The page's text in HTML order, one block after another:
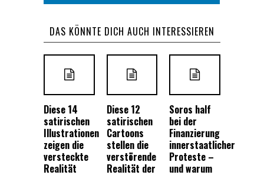
DAS KÖNNTE DICH AUCH INTERESSIEREN
Diese 14
satirischen
Illustrationen
zeigen die
versteckte
Realität
Diese 12
satirischen
Cartoons
stellen die
verstörende
Realität der
Soros half
bei der
Finanzierung
innerstaatlicher
Proteste –
und warum